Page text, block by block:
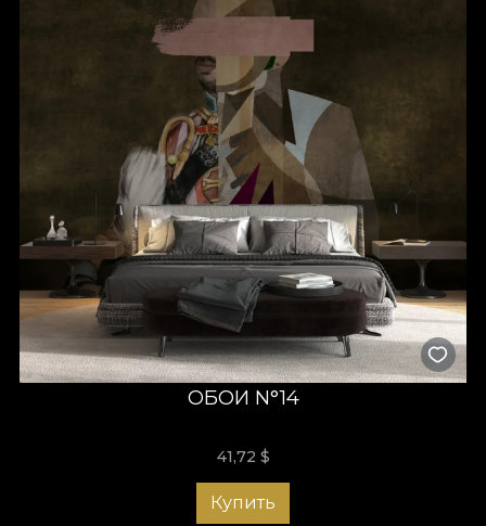
ОБОИ N°14
41,72 $
Купить